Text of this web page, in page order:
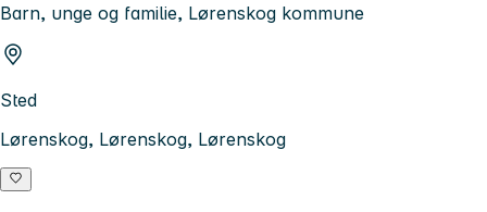
Barn, unge og familie, Lørenskog kommune
Sted
Lørenskog, Lørenskog, Lørenskog